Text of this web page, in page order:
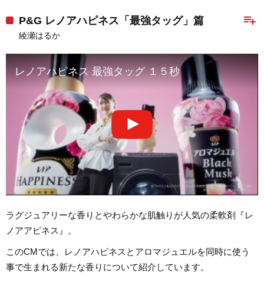
playlist_add
P&G レノアハピネス「最強タッグ」篇
綾瀬はるか
レノアハピネス 最強タッグ １５秒
ラグジュアリーな香りとやわらかな肌触りが人気の柔軟剤『レ
ノアアピネス』。
このCMでは、レノアハピネスとアロマジュエルを同時に使う
事で生まれる新たな香りについて紹介しています。